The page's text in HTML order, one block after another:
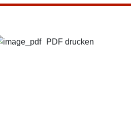
PDF drucken